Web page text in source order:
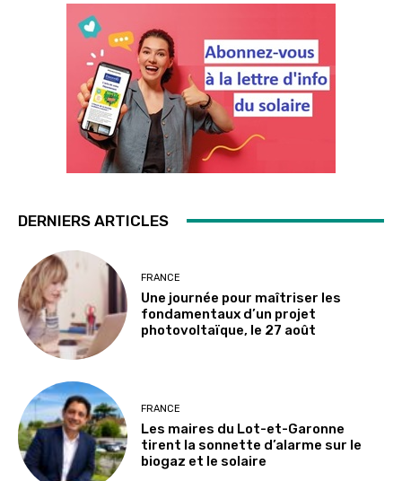
DERNIERS ARTICLES
FRANCE
Une journée pour maîtriser les
fondamentaux d’un projet
photovoltaïque, le 27 août
FRANCE
Les maires du Lot-et-Garonne
tirent la sonnette d’alarme sur le
biogaz et le solaire